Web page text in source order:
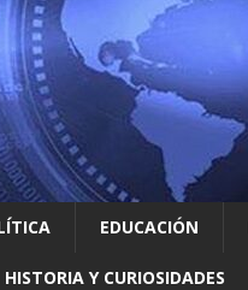
EDUCACIÓN
HISTORIA Y CURIOSIDADES